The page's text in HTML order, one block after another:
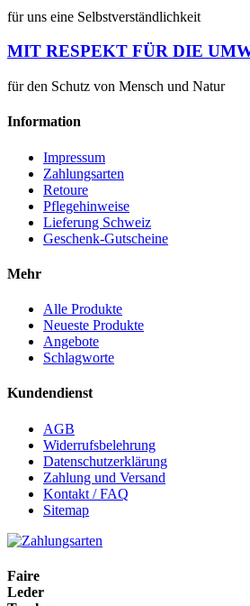
für uns eine Selbstverständlichkeit
MIT RESPEKT FÜR DIE
für den Schutz von Mensch und Natur
Information
Impressum
Zahlungsarten
Retoure
Pflegehinweise
Lieferung Schweiz
Geschenk-Gutscheine
Mehr
Alle Produkte
Neueste Produkte
Angebote
Schlagworte
Kundendienst
AGB
Widerrufsbelehrung
Datenschutzerklärung
Zahlung und Versand
Kontakt / FAQ
Sitemap
Faire
Leder